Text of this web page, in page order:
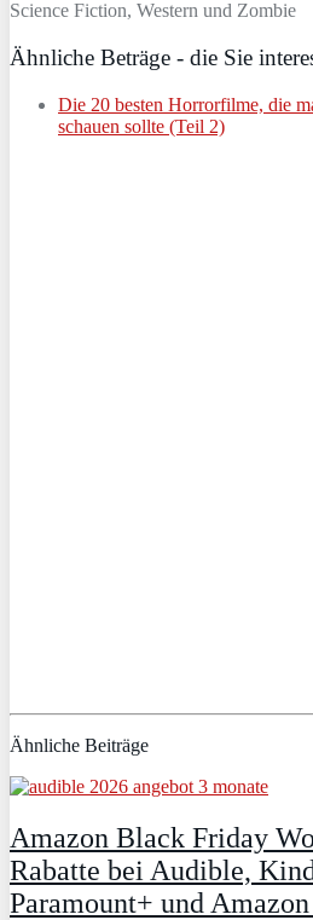
Science Fiction, Western und Zombie
Ähnliche Beträge - die Sie
Die 20 besten Horrorfilme, die
schauen sollte (Teil 2)
Ähnliche Beiträge
Amazon Black Friday
Rabatte bei Audible,
Paramount+ und